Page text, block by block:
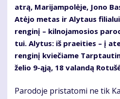
at­rą, Ma­ri­jam­po­lė­je, Jo­no
At­ėjo me­tas ir Aly­taus
ren­gi­nį – kil­no­ja­mo­sios
tui. Alytus: iš praeities – į
ren­gi­nį kvie­čia­me
že­lio 9-ąją, 18 va­lan­dą
Pa­ro­do­je pri­sta­to­mi ne tik